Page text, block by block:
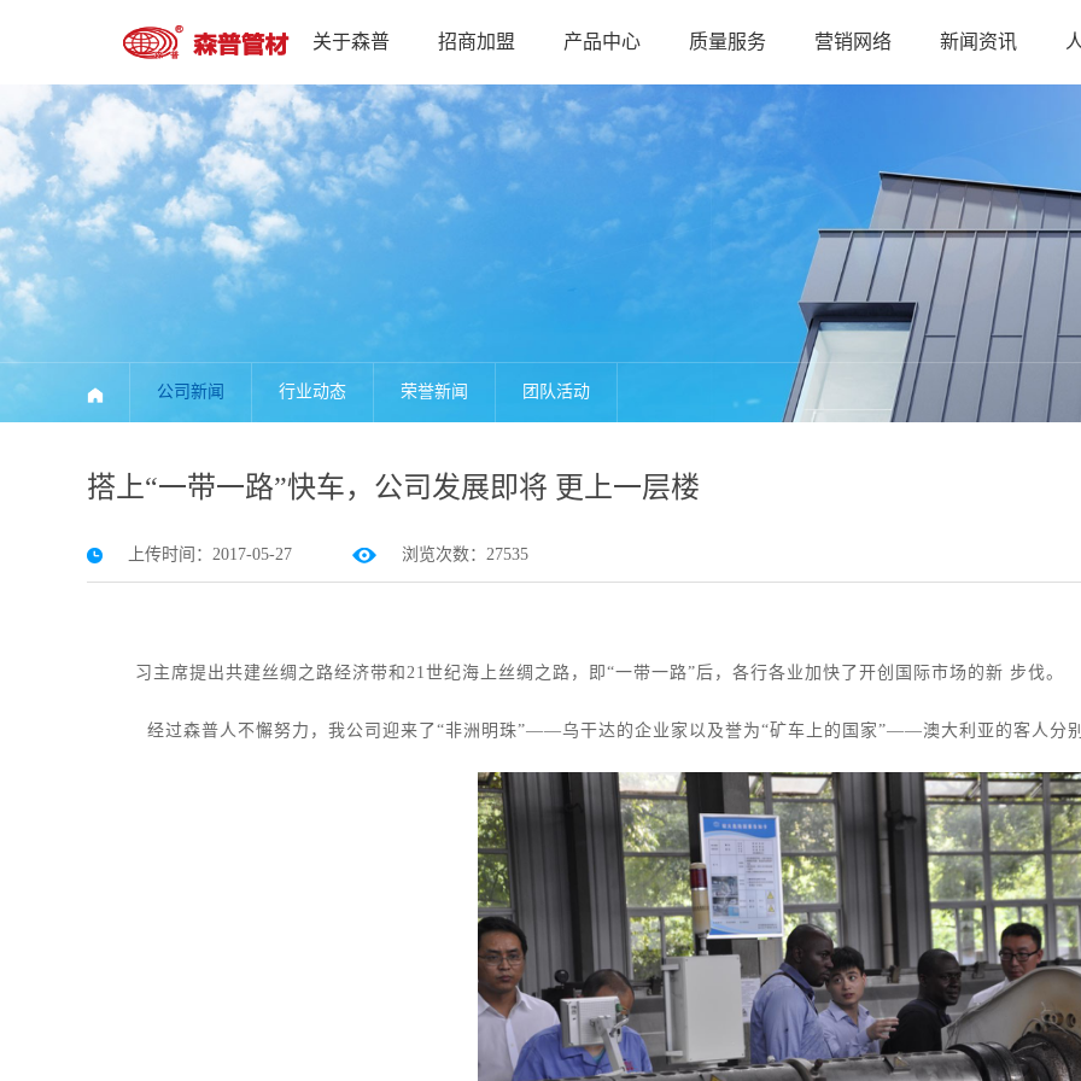
关于森普 招商加盟 产品中心 质量服务 营销网络 新闻资讯
公司新闻 行业动态 荣誉新闻 团队活动
搭上“一带一路”快车，公司发展即将 更上一层楼
上传时间：2017-05-27 浏览次数：27535
习主席提出共建丝绸之路经济带和21世纪海上丝绸之路，即“一带一路”后，各行各业加快了开创国际市场的新 步伐。
经过森普人不懈努力，我公司迎来了“非洲明珠”——乌干达的企业家以及誉为“矿车上的国家”——澳大利亚的客人分